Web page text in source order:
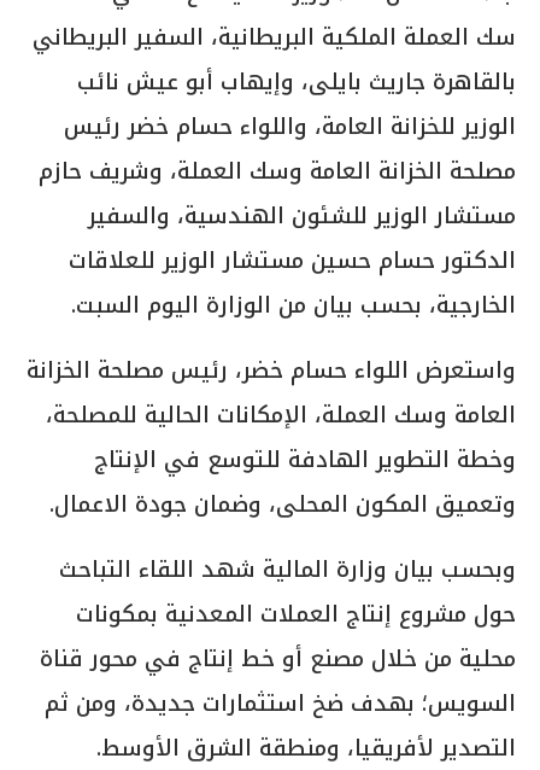
سك العملة الملكية البريطانية، السفير البريطاني
بالقاهرة جاريث بايلى، وإيهاب أبو عيش نائب
الوزير للخزانة العامة، واللواء حسام خضر رئيس
مصلحة الخزانة العامة وسك العملة، وشريف حازم
مستشار الوزير للشئون الهندسية، والسفير
الدكتور حسام حسين مستشار الوزير للعلاقات
الخارجية، بحسب بيان من الوزارة اليوم السبت.
واستعرض اللواء حسام خضر، رئيس مصلحة الخزانة
العامة وسك العملة، الإمكانات الحالية للمصلحة،
وخطة التطوير الهادفة للتوسع في الإنتاج
وتعميق المكون المحلى، وضمان جودة الاعمال.
وبحسب بيان وزارة المالية شهد اللقاء التباحث
حول مشروع إنتاج العملات المعدنية بمكونات
محلية من خلال مصنع أو خط إنتاج في محور قناة
السويس؛ بهدف ضخ استثمارات جديدة، ومن ثم
التصدير لأفريقيا، ومنطقة الشرق الأوسط.